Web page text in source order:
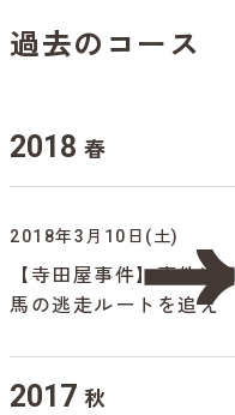
過去のコース
2018 春
2018年3月10日(土)
【寺田屋事件】事件当
馬の逃走ルートを追え
2017 秋